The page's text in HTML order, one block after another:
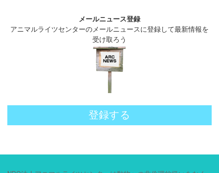
メールニュース登録
アニマルライツセンターのメールニュースに登録して最新情報を
受け取ろう
登録する